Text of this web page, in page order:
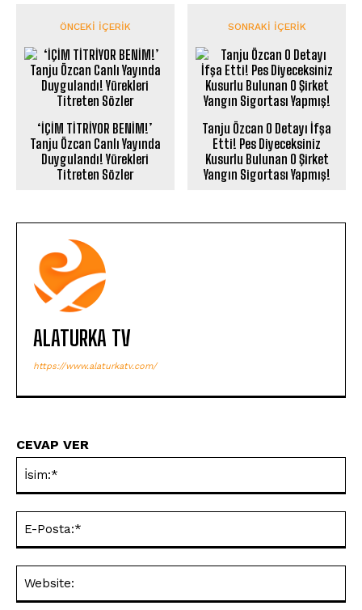
ÖNCEKI İÇERIK
‘İÇİM TİTRİYOR BENİM!’
Tanju Özcan Canlı Yayında
Duygulandı! Yürekleri
Titreten Sözler
SONRAKI İÇERIK
Tanju Özcan O Detayı İfşa
Etti! Pes Diyeceksiniz
Kusurlu Bulunan O Şirket
Yangın Sigortası Yapmış!
ALATURKA TV
https://www.alaturkatv.com/
CEVAP VER